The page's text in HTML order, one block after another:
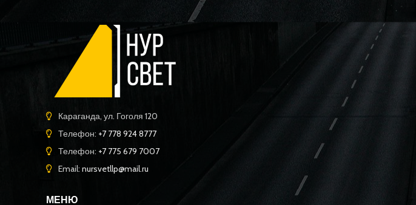
Караганда, ул. Гоголя 120
Телефон: +7 778 924 8777
Телефон: +7 775 679 7007
Email: nursvetllp@mail.ru
МЕНЮ